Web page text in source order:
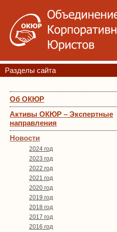
Разделы сайта
Об ОКЮР
Активы ОКЮР – Экспертные
направления
Новости
2024 год
2023 год
2022 год
2021 год
2020 год
2019 год
2018 год
2017 год
2016 год